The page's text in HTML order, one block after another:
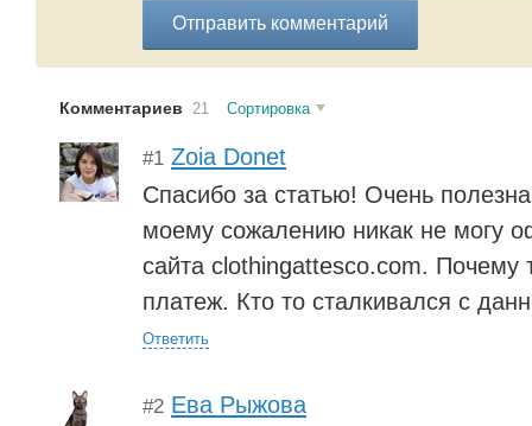
Отправить комментарий
Комментариев 21 Сортировка
#1 Zoia Donet
Спасибо за статью! Очень
моему сожалению никак не могу
сайта clothingattesco.com. Почему
платеж. Кто то сталкивался с
Ответить
#2 Ева Рыжова